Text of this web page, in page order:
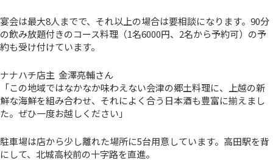
宴会は最大8人までで、それ以上の場合は要相談になります。90分
の飲み放題付きのコース料理（1名6000円、2名から予約可）の予
約も受け付けています。
ナナハチ店主 金澤亮輔さん
「この地域ではなかなか味わえない会津の郷土料理に、上越の新
鮮な海鮮を組み合わせ、それによく合う日本酒も豊富に揃えまし
た。ぜひ一度お越しください」
駐車場は店から少し離れた場所に5台用意しています。高田駅を背
にして、北城高校前の十字路を直進。